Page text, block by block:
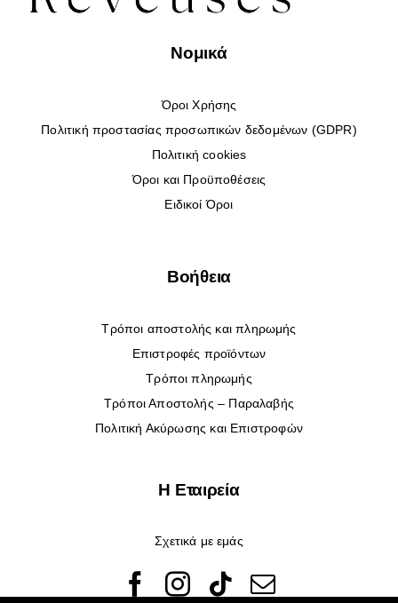
Νομικά
Όροι Χρήσης
Πολιτική προστασίας προσωπικών δεδομένων (GDPR)
Πολιτική cookies
Όροι και Προϋποθέσεις
Ειδικοί Όροι
Βοήθεια
Τρόποι αποστολής και πληρωμής
Επιστροφές προϊόντων
Τρόποι πληρωμής
Τρόποι Αποστολής – Παραλαβής
Πολιτική Ακύρωσης και Επιστροφών
Η Εταιρεία
Σχετικά με εμάς